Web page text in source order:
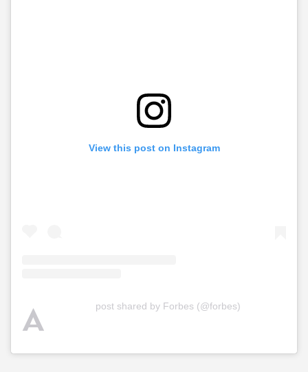
View this post on Instagram
A post shared by Forbes (@forbes)